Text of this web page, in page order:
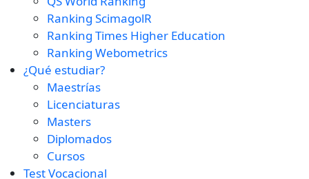
Ranking ScimagolR
Ranking Times Higher Education
Ranking Webometrics
¿Qué estudiar?
Maestrías
Licenciaturas
Masters
Diplomados
Cursos
Test Vocacional